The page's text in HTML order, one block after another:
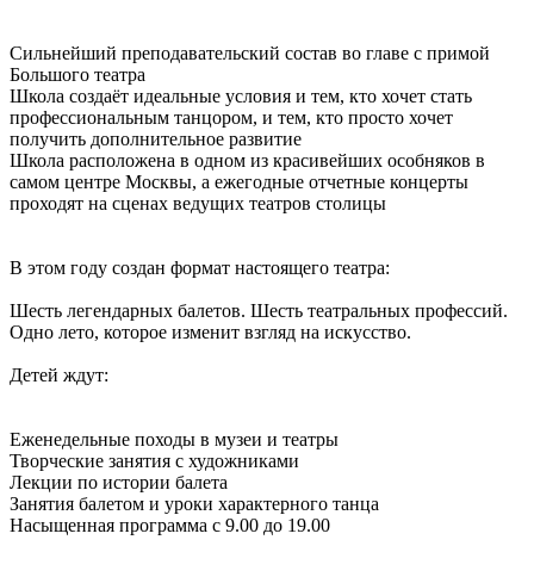
Сильнейший преподавательский состав во главе с примой
Большого театра
Школа создаёт идеальные условия и тем, кто хочет стать
профессиональным танцором, и тем, кто просто хочет
получить дополнительное развитие
Школа расположена в одном из красивейших особняков в
самом центре Москвы, а ежегодные отчетные концерты
проходят на сценах ведущих театров столицы
В этом году создан формат настоящего театра:
Шесть легендарных балетов. Шесть театральных профессий.
Одно лето, которое изменит взгляд на искусство.
Детей ждут:
Еженедельные походы в музеи и театры
Творческие занятия с художниками
Лекции по истории балета
Занятия балетом и уроки характерного танца
Насыщенная программа с 9.00 до 19.00